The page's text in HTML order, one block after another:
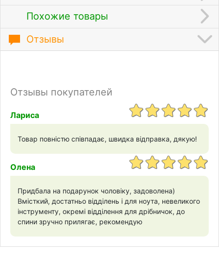
Похожие товары
Отзывы
Отзывы покупателей
Лариса
Товар повністю співпадає, швидка відправка, дякую!
Олена
Придбала на подарунок чоловіку, задоволена)
Вмісткий, достатньо відділень і для ноута, невеликого
інструменту, окремі відділення для дрібничок, до
спини зручно прилягає, рекомендую